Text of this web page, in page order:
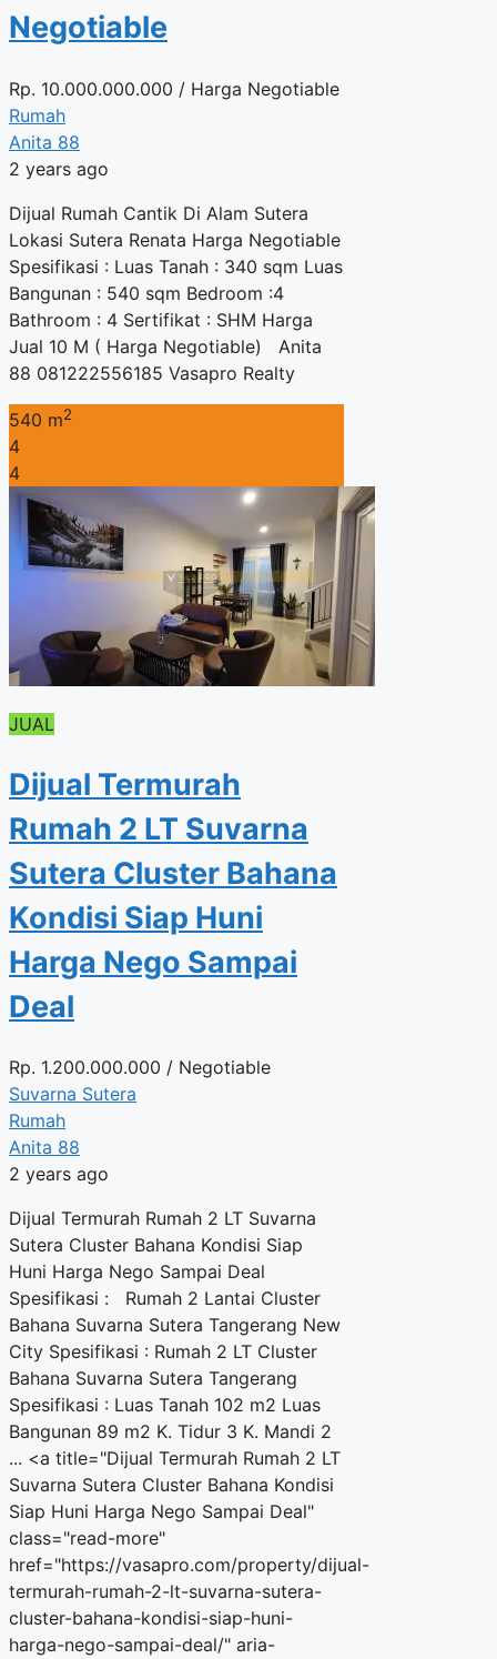
Negotiable
Rp. 10.000.000.000 / Harga Negotiable
Rumah
Anita 88
2 years ago
Dijual Rumah Cantik Di Alam Sutera
Lokasi Sutera Renata Harga Negotiable
Spesifikasi : Luas Tanah : 340 sqm Luas
Bangunan : 540 sqm Bedroom :4
Bathroom : 4 Sertifikat : SHM Harga
Jual 10 M ( Harga Negotiable) Anita
88 081222556185 Vasapro Realty
540 m2
4
4
JUAL
Dijual Termurah
Rumah 2 LT Suvarna
Sutera Cluster Bahana
Kondisi Siap Huni
Harga Nego Sampai
Deal
Rp. 1.200.000.000 / Negotiable
Suvarna Sutera
Rumah
Anita 88
2 years ago
Dijual Termurah Rumah 2 LT Suvarna
Sutera Cluster Bahana Kondisi Siap
Huni Harga Nego Sampai Deal
Spesifikasi : Rumah 2 Lantai Cluster
Bahana Suvarna Sutera Tangerang New
City Spesifikasi : Rumah 2 LT Cluster
Bahana Suvarna Sutera Tangerang
Spesifikasi : Luas Tanah 102 m2 Luas
Bangunan 89 m2 K. Tidur 3 K. Mandi 2
... <a title="Dijual Termurah Rumah 2 LT
Suvarna Sutera Cluster Bahana Kondisi
Siap Huni Harga Nego Sampai Deal"
class="read-more"
href="https://vasapro.com/property/dijual-
termurah-rumah-2-lt-suvarna-sutera-
cluster-bahana-kondisi-siap-huni-
harga-nego-sampai-deal/" aria-